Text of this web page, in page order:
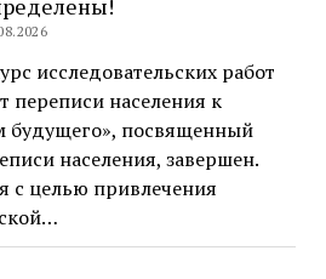
исследовательских работ
переписи населения к
будущего», посвященный
населения, завершен.
с целью привлечения